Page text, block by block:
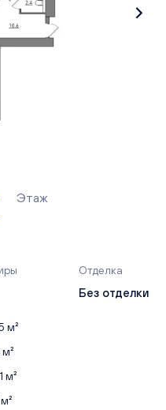
Офисы продаж
Этаж
Отделка
Без отделки
м²
м²
м²